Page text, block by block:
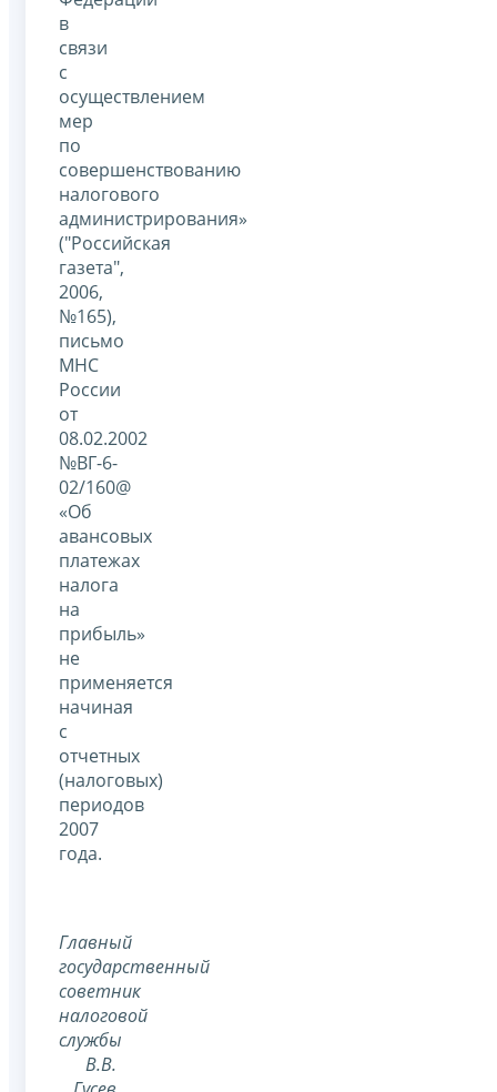
в
связи
с
осуществлением
мер
по
совершенствованию
налогового
администрирования»
("Российская
газета",
2006,
№165),
письмо
МНС
России
от
08.02.2002
№ВГ-6-
02/160@
«Об
авансовых
платежах
налога
на
прибыль»
не
применяется
начиная
с
отчетных
(налоговых)
периодов
2007
года.
Главный
государственный
советник
налоговой
службы
В.В.